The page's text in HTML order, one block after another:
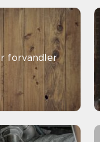
forvandler